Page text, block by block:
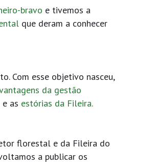
bravo e tivemos a
que deram a conhecer
Com esse objetivo nasceu,
da gestão
as estórias da Fileira.
florestal e da Fileira do
a publicar os